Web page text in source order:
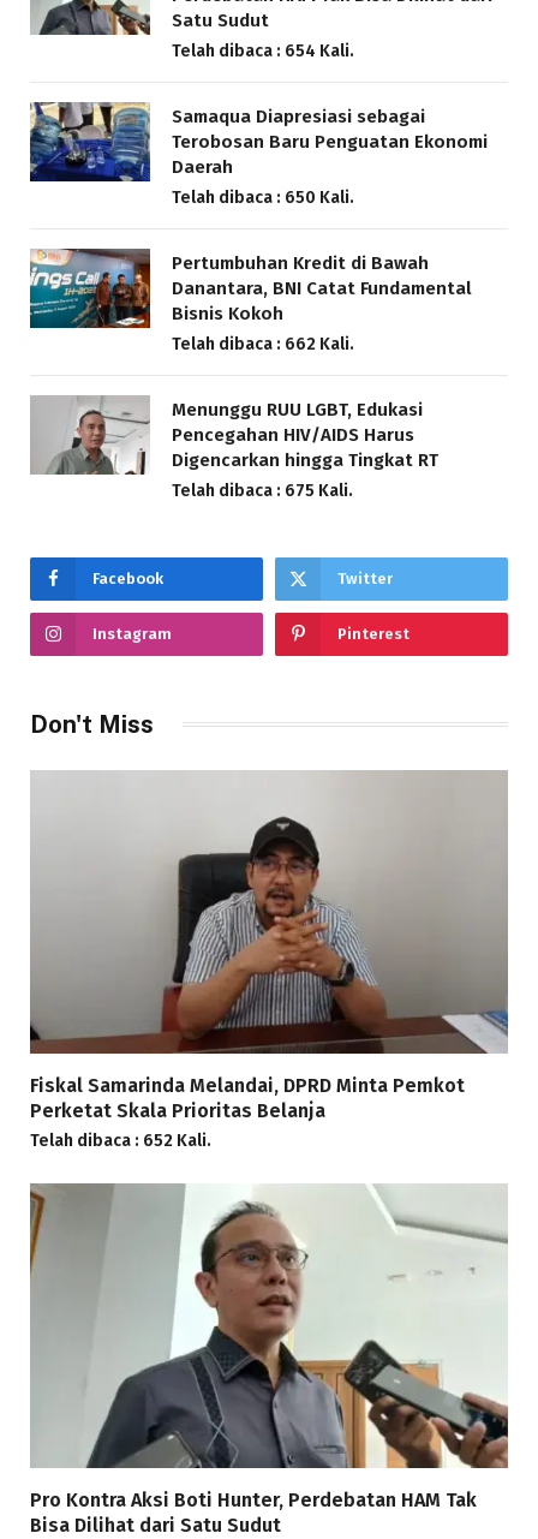
Satu Sudut
Telah dibaca : 654 Kali.
Samaqua Diapresiasi sebagai
Terobosan Baru Penguatan Ekonomi
Daerah
Telah dibaca : 650 Kali.
Pertumbuhan Kredit di Bawah
Danantara, BNI Catat Fundamental
Bisnis Kokoh
Telah dibaca : 662 Kali.
Menunggu RUU LGBT, Edukasi
Pencegahan HIV/AIDS Harus
Digencarkan hingga Tingkat RT
Telah dibaca : 675 Kali.
Facebook Twitter
Instagram Pinterest
Don't Miss
Fiskal Samarinda Melandai, DPRD Minta Pemkot
Perketat Skala Prioritas Belanja
Telah dibaca : 652 Kali.
Pro Kontra Aksi Boti Hunter, Perdebatan HAM Tak
Bisa Dilihat dari Satu Sudut